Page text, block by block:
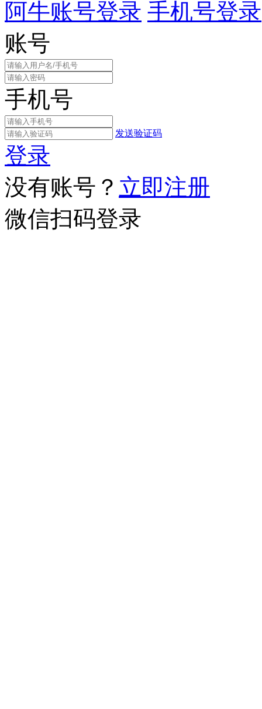
阿牛账号登录 手机号登录
账号
手机号
发送验证码
登录
没有账号？ 立即注册
微信扫码登录